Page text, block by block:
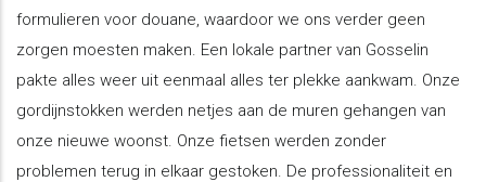
formulieren voor douane, waardoor we ons verder geen
zorgen moesten maken. Een lokale partner van Gosselin
pakte alles weer uit eenmaal alles ter plekke aankwam. Onze
gordijnstokken werden netjes aan de muren gehangen van
onze nieuwe woonst. Onze fietsen werden zonder
problemen terug in elkaar gestoken. De professionaliteit en